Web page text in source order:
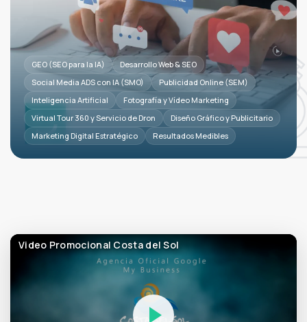
GEO (SEO para la IA)
Desarrollo Web & SEO
Social Media ADS con IA (SMO)
Publicidad Online (SEM)
Inteligencia Artificial
Fotografía y Vídeo Marketing
Virtual Tour 360 y Servicio de Dron
Diseño Gráfico y Publicitario
Marketing Digital Estratégico
Resultados Medibles
Video Promocional Costa del Sol